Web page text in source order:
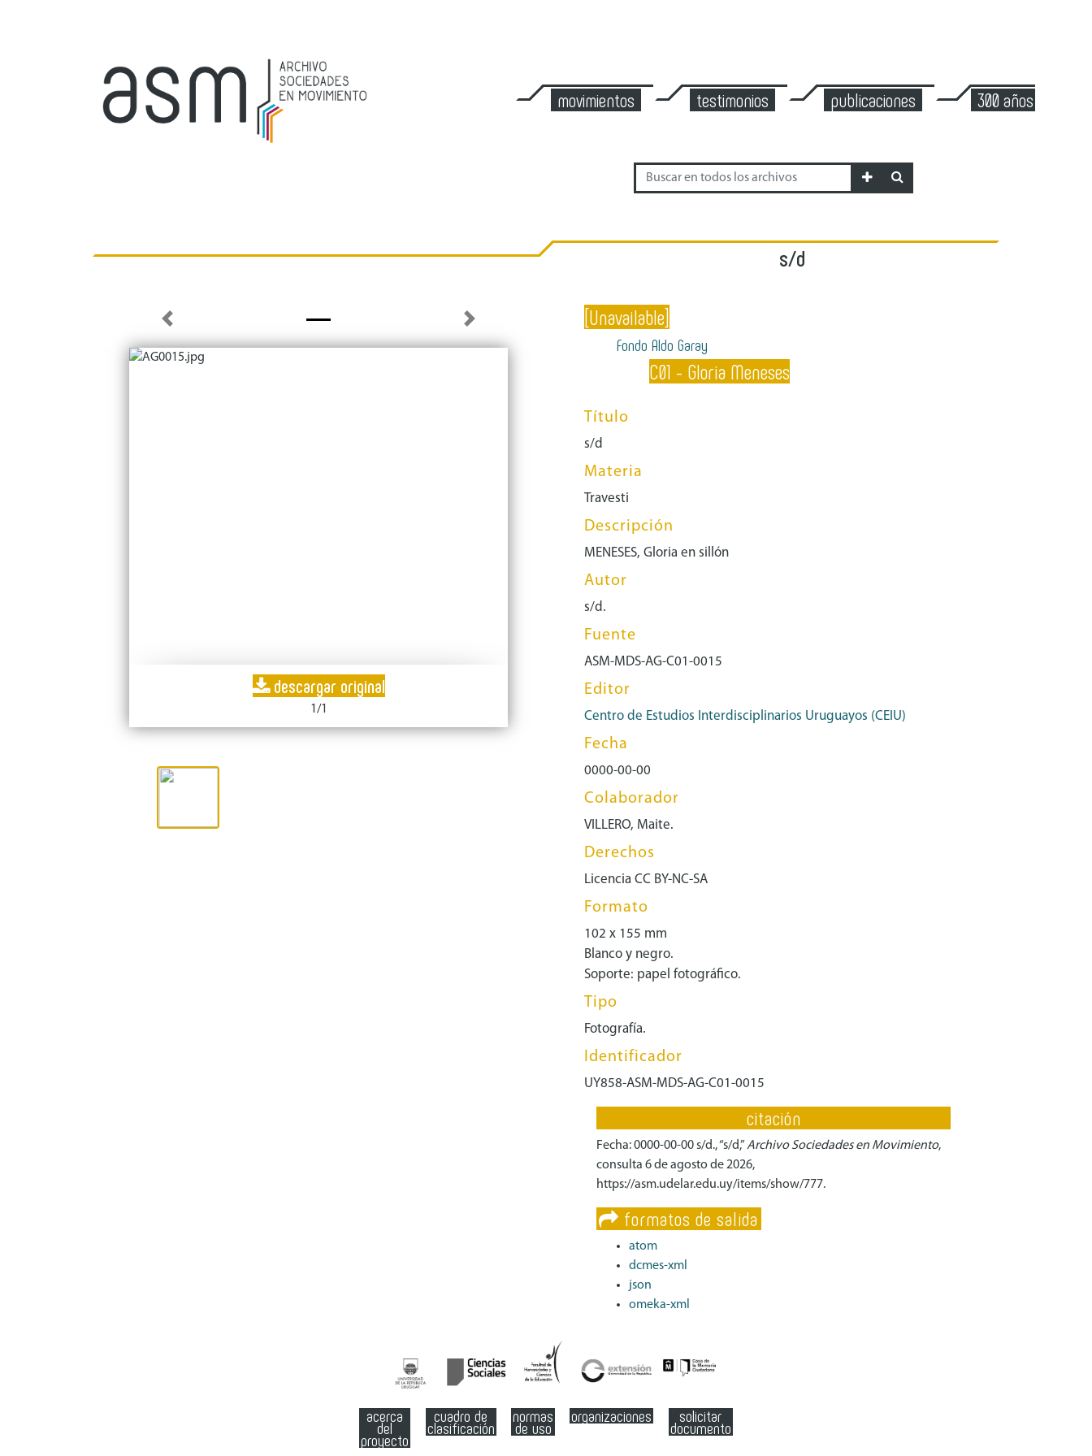
movimientos testimonios publicaciones 300 años de
s/d
descargar original
1/1
Previous Next [Unavailable]
Fondo Aldo Garay
C01 - Gloria Meneses
Título
s/d
Materia
Travesti
Descripción
MENESES, Gloria en sillón
Autor
s/d.
Fuente
ASM-MDS-AG-C01-0015
Editor
Centro de Estudios Interdisciplinarios Uruguayos (CEIU)
Fecha
0000-00-00
Colaborador
VILLERO, Maite.
Derechos
Licencia CC BY-NC-SA
Formato
102 x 155 mm
Blanco y negro.
Soporte: papel fotográfico.
Tipo
Fotografía.
Identificador
UY858-ASM-MDS-AG-C01-0015
citación
Fecha: 0000-00-00 s/d., “s/d,”Archivo Sociedades en Movimiento,
consulta 6 de agosto de 2026,
https://asm.udelar.edu.uy/items/show/777.
formatos de salida
atom
dcmes-xml
json
omeka-xml
acerca
del
proyecto
cuadro de
clasificación
normas
de uso
organizaciones solicitar
documento